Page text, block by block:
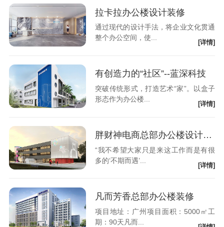
拉卡拉办公楼设计装修
通过现代的设计手法，将企业文化贯通
整个办公空间，使...
[详情]
有创造力的“社区”--蓝深科技
突破传统形式，打造艺术“家”。以盒子
形态作为办公楼...
[详情]
胖财神电商总部办公楼设计装修
“我不希望大家只是来这工作而是有很
多的‘不期而遇’...
[详情]
凡而芳香总部办公楼装修
项目地址：广州项目面积：5000㎡工
期：90天凡而...